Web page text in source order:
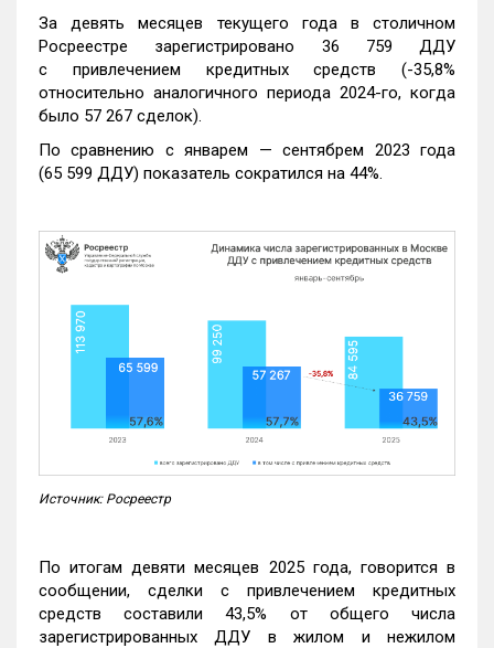
За девять месяцев текущего года в столичном
Росреестре зарегистрировано 36 759 ДДУ
с привлечением кредитных средств (-35,8%
относительно аналогичного периода 2024-го, когда
было 57 267 сделок).
По сравнению с январем — сентябрем 2023 года
(65 599 ДДУ) показатель сократился на 44%.
Источник: Росреестр
По итогам девяти месяцев 2025 года, говорится в
сообщении, сделки с привлечением кредитных
средств составили 43,5% от общего числа
зарегистрированных ДДУ в жилом и нежилом